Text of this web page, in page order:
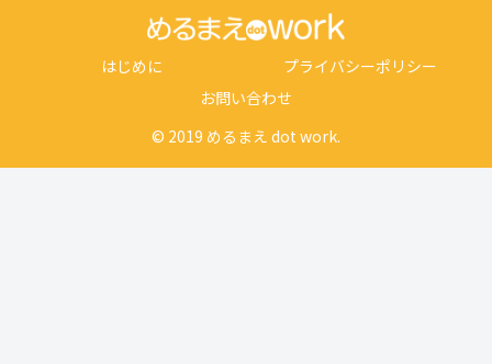
はじめに
プライバシーポリシー
お問い合わせ
© 2019 めるまえ dot work.